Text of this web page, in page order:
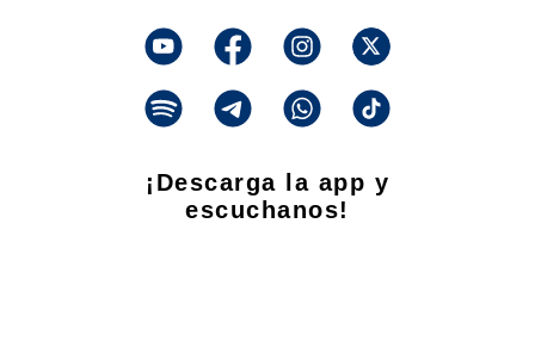
¡Descarga la app y
escuchanos!